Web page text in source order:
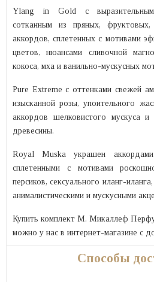
Ylang in Gold с
сотканным из пряных,
аккордов, сплетенных с мотивами
цветов, нюансами сливочной
кокоса, мха и ванильно-мускусных
Pure Extreme с оттенками свежей
изысканной розы, упоительного
аккордов шелковистого мускуса и
древесины.
Royal Muska украшен аккордами
сплетенными с мотивами
персиков, сексуального иланг-
анималистическими и мускусными
Купить комплект М. Микаллеф
можно у нас в интернет-магазине с
Способы